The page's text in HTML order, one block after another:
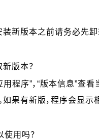
装新版本之前请务必先卸
版本？
程序”，“版本信息”查看
果有新版，程序会显示
用吗？